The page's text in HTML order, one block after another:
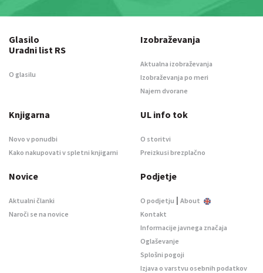
Glasilo
Uradni list RS
O glasilu
Izobraževanja
Aktualna izobraževanja
Izobraževanja po meri
Najem dvorane
Knjigarna
Novo v ponudbi
Kako nakupovati v spletni knjigarni
UL info tok
O storitvi
Preizkusi brezplačno
Novice
Aktualni članki
Naroči se na novice
Podjetje
O podjetju | About
Kontakt
Informacije javnega značaja
Oglaševanje
Splošni pogoji
Izjava o varstvu osebnih podatkov